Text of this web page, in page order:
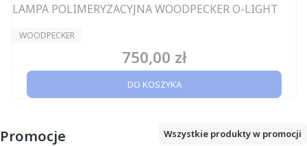
LAMPA POLIMERYZACYJNA WOODPECKER O-LIGHT
PRODUCENT
WOODPECKER
Cena
750,00 zł
DO KOSZYKA
Promocje Wszystkie produkty w promocji